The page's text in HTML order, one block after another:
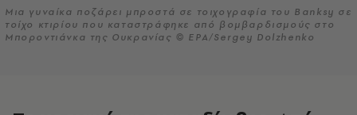
Μια γυναίκα ποζάρει μπροστά σε τοιχογραφία του Banksy σε
τοίχο κτιρίου που καταστράφηκε από βομβαρδισμούς στο
Μποροντιάνκα της Ουκρανίας © EPA/Sergey Dolzhenko